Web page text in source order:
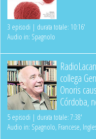
3 episodi | durata totale: 10:16'
Audio in: Spagnolo
collega
Onoris
Córdoba,
5 episodi | durata totale: 7:38'
Audio in: Spagnolo, Francese,